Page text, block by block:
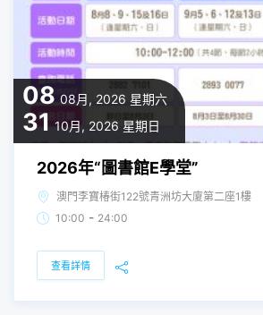
08 08月, 2026 星期六
31 10月, 2026 星期日
2026年“圖書館E學堂”
澳門李寶椿街122號青洲坊大廈第二座1樓
10:00 - 24:00
查看詳情